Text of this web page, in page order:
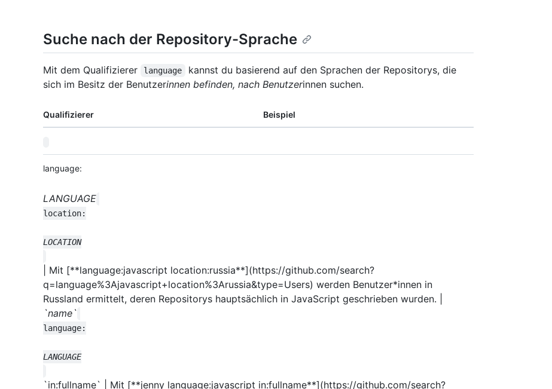
Suche nach der Repository-Sprache
Mit dem Qualifizierer language
kannst du basierend auf den Sprachen der Repositorys, die
sich im Besitz der Benutzerinnen befinden, nach Benutzerinnen suchen.
Qualifizierer Beispiel
language:
LANGUAGE
| Mit [**language:javascript location:russia**](https://github.com/search?
q=language%3Ajavascript+location%3Arussia&type=Users) werden Benutzer*innen in
Russland ermittelt, deren Repositorys hauptsächlich in JavaScript geschrieben wurden. |
`name`
`in:fullname` | Mit [**jenny language:javascript in:fullname**](https://github.com/search?